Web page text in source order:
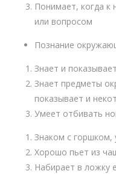
Понимает, когда
или вопросом
Познание
Знает и
Знает предметы
показывает и
Умеет отбивать
Знаком с горшком,
Хорошо пьет из
Набирает в ложку